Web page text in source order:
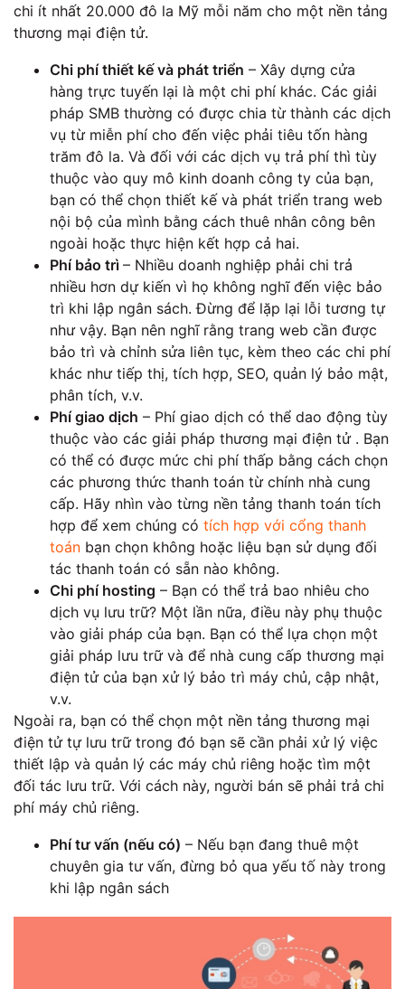
chi ít nhất 20.000 đô la Mỹ mỗi năm cho một nền tảng
thương mại điện tử.
Chi phí thiết kế và phát triển – Xây dựng cửa
hàng trực tuyến lại là một chi phí khác. Các giải
pháp SMB thường có được chia từ thành các dịch
vụ từ miễn phí cho đến việc phải tiêu tốn hàng
trăm đô la. Và đối với các dịch vụ trả phí thì tùy
thuộc vào quy mô kinh doanh công ty của bạn,
bạn có thể chọn thiết kế và phát triển trang web
nội bộ của mình bằng cách thuê nhân công bên
ngoài hoặc thực hiện kết hợp cả hai.
Phí bảo trì – Nhiều doanh nghiệp phải chi trả
nhiều hơn dự kiến ​​vì họ không nghĩ đến việc bảo
trì khi lập ngân sách. Đừng để lặp lại lỗi tương tự
như vậy. Bạn nên nghĩ rằng trang web cần được
bảo trì và chỉnh sửa liên tục, kèm theo các chi phí
khác như tiếp thị, tích hợp, SEO, quản lý bảo mật,
phân tích, v.v.
Phí giao dịch – Phí giao dịch có thể dao động tùy
thuộc vào các giải pháp thương mại điện tử . Bạn
có thể có được mức chi phí thấp bằng cách chọn
các phương thức thanh toán từ chính nhà cung
cấp. Hãy nhìn vào từng nền tảng thanh toán tích
hợp để xem chúng có tích hợp với cổng thanh
toán bạn chọn không hoặc liệu bạn sử dụng đối
tác thanh toán có sẵn nào không.
Chi phí hosting – Bạn có thể trả bao nhiêu cho
dịch vụ lưu trữ? Một lần nữa, điều này phụ thuộc
vào giải pháp của bạn. Bạn có thể lựa chọn một
giải pháp lưu trữ và để nhà cung cấp thương mại
điện tử của bạn xử lý bảo trì máy chủ, cập nhật,
v.v.
Ngoài ra, bạn có thể chọn một nền tảng thương mại
điện tử tự lưu trữ trong đó bạn sẽ cần phải xử lý việc
thiết lập và quản lý các máy chủ riêng hoặc tìm một
đối tác lưu trữ. Với cách này, người bán sẽ phải trả chi
phí máy chủ riêng.
Phí tư vấn (nếu có) – Nếu bạn đang thuê một
chuyên gia tư vấn, đừng bỏ qua yếu tố này trong
khi lập ngân sách